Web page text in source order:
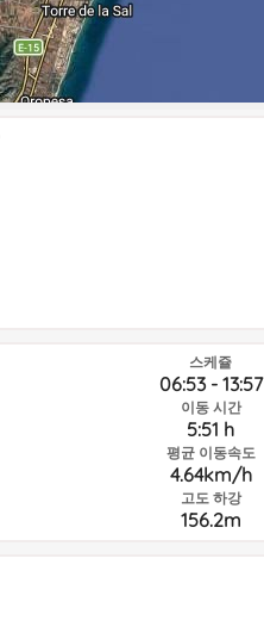
스케쥴
06:53 - 13:57
이동 시간
5:51 h
평균 이동속도
4.64km/h
고도 하강
156.2m